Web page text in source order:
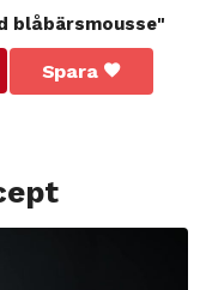
blåbärsmousse"
Spara